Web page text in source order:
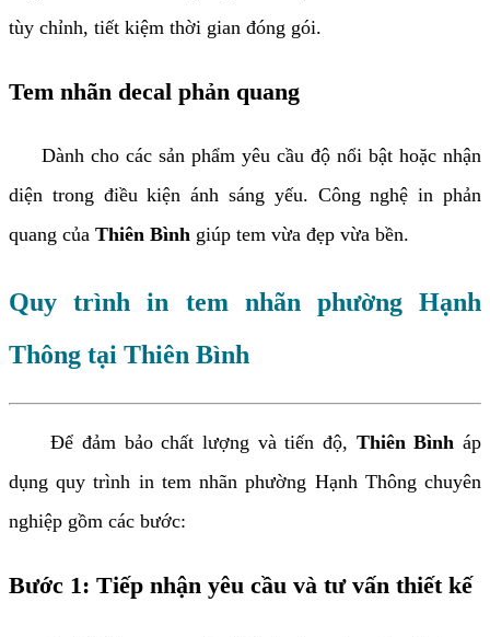
tùy chỉnh, tiết kiệm thời gian đóng gói.
Tem nhãn decal phản quang
Dành cho các sản phẩm yêu cầu độ nổi bật hoặc nhận
diện trong điều kiện ánh sáng yếu. Công nghệ in phản
quang của Thiên Bình giúp tem vừa đẹp vừa bền.
Quy trình in tem nhãn phường Hạnh
Thông tại Thiên Bình
Để đảm bảo chất lượng và tiến độ, Thiên Bình áp
dụng quy trình in tem nhãn phường Hạnh Thông chuyên
nghiệp gồm các bước:
Bước 1: Tiếp nhận yêu cầu và tư vấn thiết kế